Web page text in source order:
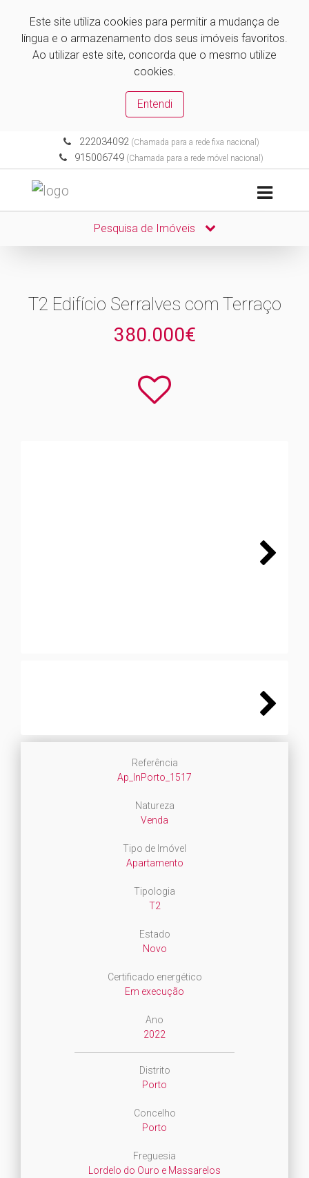
Este site utiliza cookies para permitir a mudança de
língua e o armazenamento dos seus imóveis favoritos.
Ao utilizar este site, concorda que o mesmo utilize
cookies.
Entendi
222034092(Chamada para a rede fixa nacional)
915006749 (Chamada para a rede móvel nacional)
Pesquisa de Imóveis
T2 Edifício Serralves com Terraço
380.000€
Referência
Ap_InPorto_1517
Natureza
Venda
Tipo de Imóvel
Apartamento
Tipologia
T2
Estado
Novo
Certificado energético
Em execução
Ano
2022
Distrito
Porto
Concelho
Porto
Freguesia
Lordelo do Ouro e Massarelos